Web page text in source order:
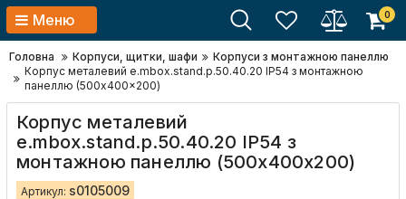
Меню 0
Головна Корпуси, щитки, шафи
Корпуси з монтажною панеллю
Корпус металевий e.mbox.stand.p.50.40.20 IP54 з монтажною
панеллю (500x400x200)
Корпус металевий
e.mbox.stand.p.50.40.20 IP54 з
монтажною панеллю (500x400x200)
Артикул: s0105009